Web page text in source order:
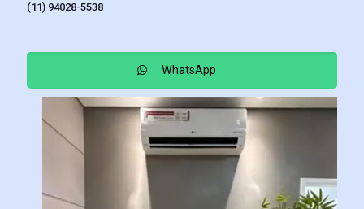
(11) 94028-5538
WhatsApp